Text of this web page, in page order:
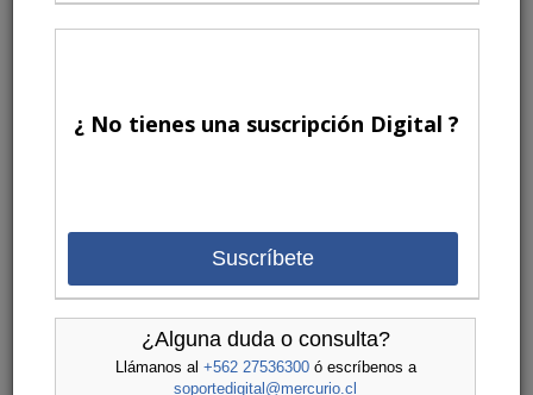
¿ No tienes una suscripción Digital ?
Suscríbete
¿Alguna duda o consulta?
Llámanos al +562 27536300ó escríbenos a
soportedigital@mercurio.cl